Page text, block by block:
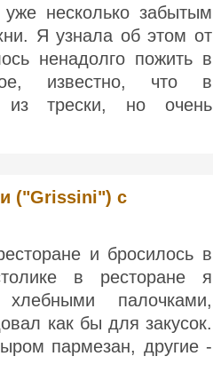
несколько забытым
Я узнала об этом от
ненадолго пожить в
известно, что в
из трески, но очень
("Grissini") с
и бросилось в
в ресторане я
палочками,
как бы для закусок.
пармезан, другие -